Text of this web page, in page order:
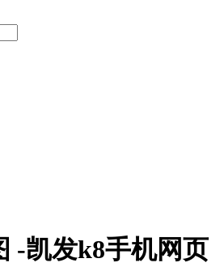
-凯发k8手机网页